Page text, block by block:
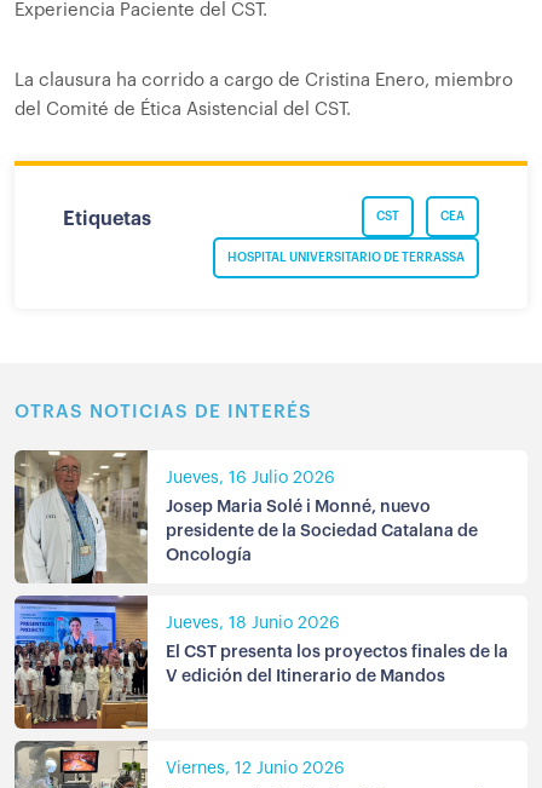
Experiencia Paciente del CST.
La clausura ha corrido a cargo de Cristina Enero, miembro
del Comité de Ética Asistencial del CST.
Etiquetas CEA
CST
HOSPITAL UNIVERSITARIO DE TERRASSA
OTRAS NOTICIAS DE INTERÉS
Jueves, 16 Julio 2026
Josep Maria Solé i Monné, nuevo
presidente de la Sociedad Catalana de
Oncología
Jueves, 18 Junio 2026
El CST presenta los proyectos finales de la
V edición del Itinerario de Mandos
Viernes, 12 Junio 2026